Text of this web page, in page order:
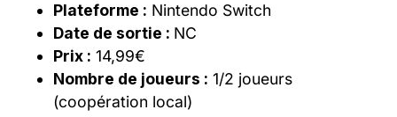
Plateforme : Nintendo Switch
Date de sortie : NC
Prix : 14,99€
Nombre de joueurs : 1/2 joueurs
(coopération local)